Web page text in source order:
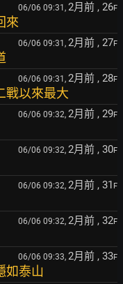
06/06 09:31, 2月前 , 26F
來
06/06 09:31, 2月前 , 27F
06/06 09:31, 2月前 , 28F
戰以來最大
06/06 09:32, 2月前 , 29F
06/06 09:32, 2月前 , 30F
06/06 09:32, 2月前 , 31 F
06/06 09:32, 2月前 , 32F
06/06 09:33, 2月前 , 33F
如泰山